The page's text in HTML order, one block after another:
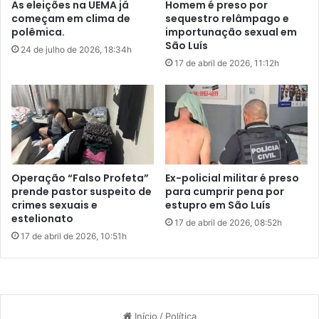
I
e
r
e
i
t
a
p
e
d
o
d
s
o
G
l
o
o
d
e
O
u
r
o
c
o
m
d
p
As eleições na UEMA já
começam em clima de
polêmica.
24 de julho de 2026, 18:34h
Homem é preso por
sequestro relâmpago e
importunação sexual em
São Luís
17 de abril de 2026, 11:12h
Operação “Falso Profeta”
prende pastor suspeito de
crimes sexuais e
estelionato
17 de abril de 2026, 10:51h
Ex-policial militar é preso
para cumprir pena por
estupro em São Luís
17 de abril de 2026, 08:52h